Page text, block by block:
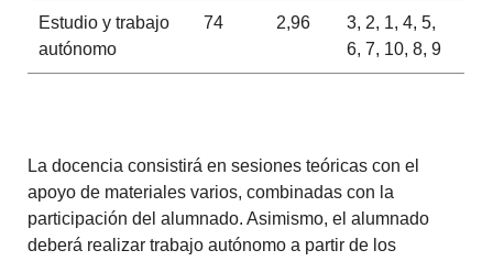
Estudio y trabajo
autónomo
74 2,96
3, 2, 1, 4, 5,
6, 7, 10, 8, 9
La docencia consistirá en sesiones teóricas con el
apoyo de materiales varios, combinadas con la
participación del alumnado. Asimismo, el alumnado
deberá realizar trabajo autónomo a partir de los